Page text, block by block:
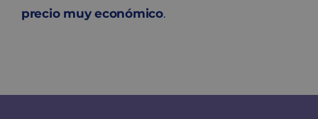
precio muy económico.